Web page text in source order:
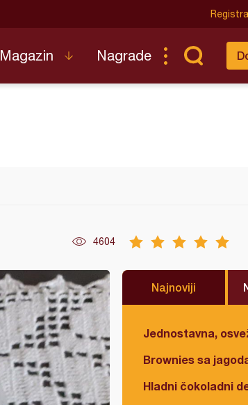
Magazin Nagrade
4604
Najnoviji
Jednostavna,
Brownies sa
Hladni čokoladni